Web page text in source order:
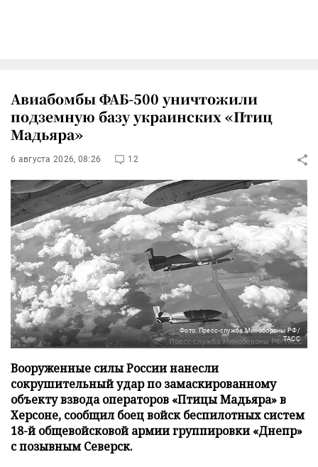
Авиабомбы ФАБ-500 уничтожили
подземную базу украинских «Птиц
Мадьяра»
6 августа 2026, 08:26 12
Фото: Пресс-служба Минобороны РФ/
ТАСС
Вооруженные силы России нанесли
сокрушительный удар по замаскированному
объекту взвода операторов «Птицы Мадьяра» в
Херсоне, сообщил боец войск беспилотных систем
18-й общевойсковой армии группировки «Днепр»
с позывным Северск.